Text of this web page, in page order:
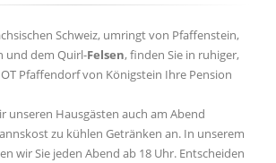
Schweiz, umringt von Pfaffenstein,
und dem Quirl-Felsen, finden Sie in ruhiger,
Pfaffendorf von Königstein Ihre Pension
unseren Hausgästen auch am Abend
zu kühlen Getränken an. In unserem
wir Sie jeden Abend ab 18 Uhr. Entscheiden